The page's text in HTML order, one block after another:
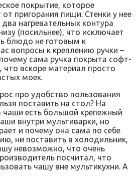
покрытие, которое
пригорания пищи. Стенки у нее
два нагревательных контура
(посильнее), что исключает
блюдо не готовым к
вопросы к креплению ручки –
сама ручка покрыта софт-
вскоре материал просто
моек.
про удобство пользования
поставить на стол? На
чаши есть большой крепежный
внутри мультиварки, но
и почему она сама по себе
ни поставить в холодильник,
невозможно, что очень
посчитал, что
чашу вне мультикухни. А